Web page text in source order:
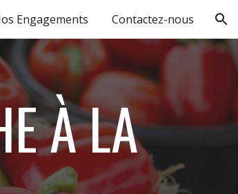
Engagements Contactez-nous
À LA